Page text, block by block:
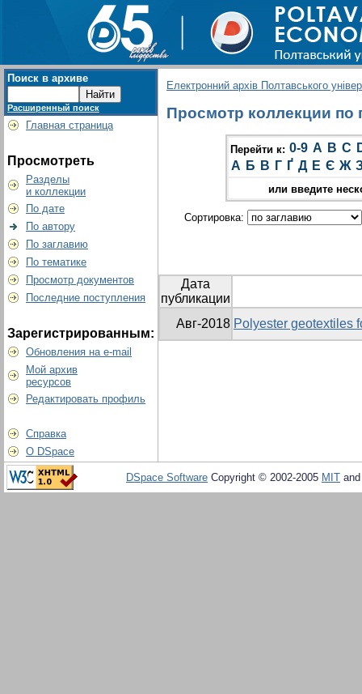
Поиск в архиве
Расширенный поиск
Главная страница
Просмотреть
Разделы
и коллекции
По дате
По автору
По заглавию
По тематике
Просмотр документов
Последние поступления
Зарегистрированным:
Обновления на e-mail
Мой архив
ресурсов
Редактировать профиль
Справка
О DSpace
Електронний архів Полтавського
Просмотр коллекции по
Перейти к: 0-9 A B C
А Б В Г Ґ Д Е Є Ж
или введите
Сортировка:
Дата
публикации
Авг-2018 Polyester geotextiles
DSpace Software Copyright © 2002-2005 MIT